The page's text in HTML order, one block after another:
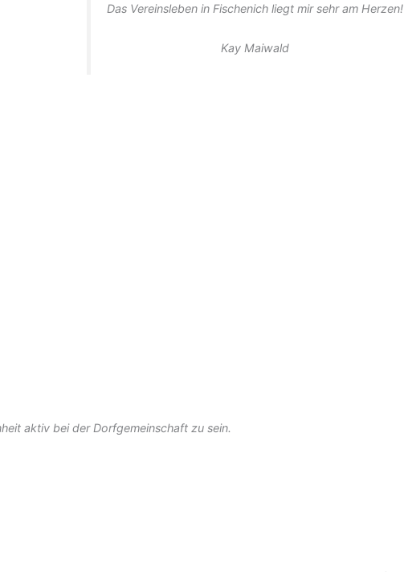
Das Vereinsleben in Fischenich liegt mir sehr am Herzen!
Kay Maiwald
aktiv bei der Dorfgemeinschaft zu sein.